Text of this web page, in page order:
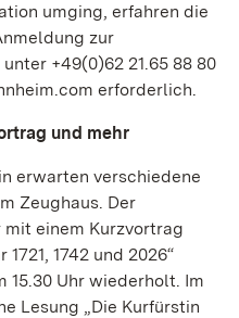
umging, erfahren die
zur
+49(0)62 21.65 88 80
erforderlich.
und mehr
erwarten verschiedene
Zeughaus. Der
einem Kurzvortrag
1742 und 2026“
15.30 Uhr wiederholt. Im
Lesung „Die Kurfürstin